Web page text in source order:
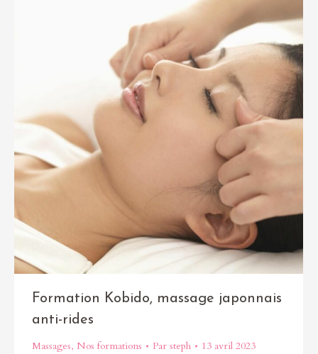
Formation Kobido, massage japonnais
anti-rides
Massages, Nos formations Par steph 13 avril 2023